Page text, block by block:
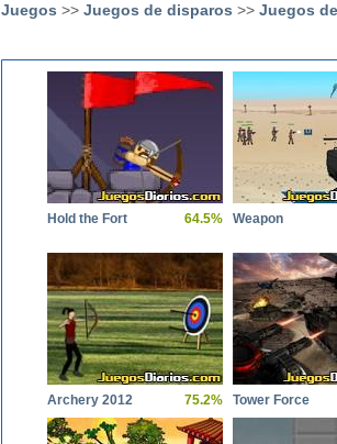
Juegos >> Juegos de disparos >> Juegos
Hold the Fort 64.5% Weapon
Archery 2012 75.2% Tower Force